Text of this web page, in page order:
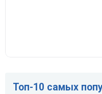
Топ-10 самых